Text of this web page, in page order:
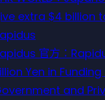
extra $4 billion
官方：
Yen in
and